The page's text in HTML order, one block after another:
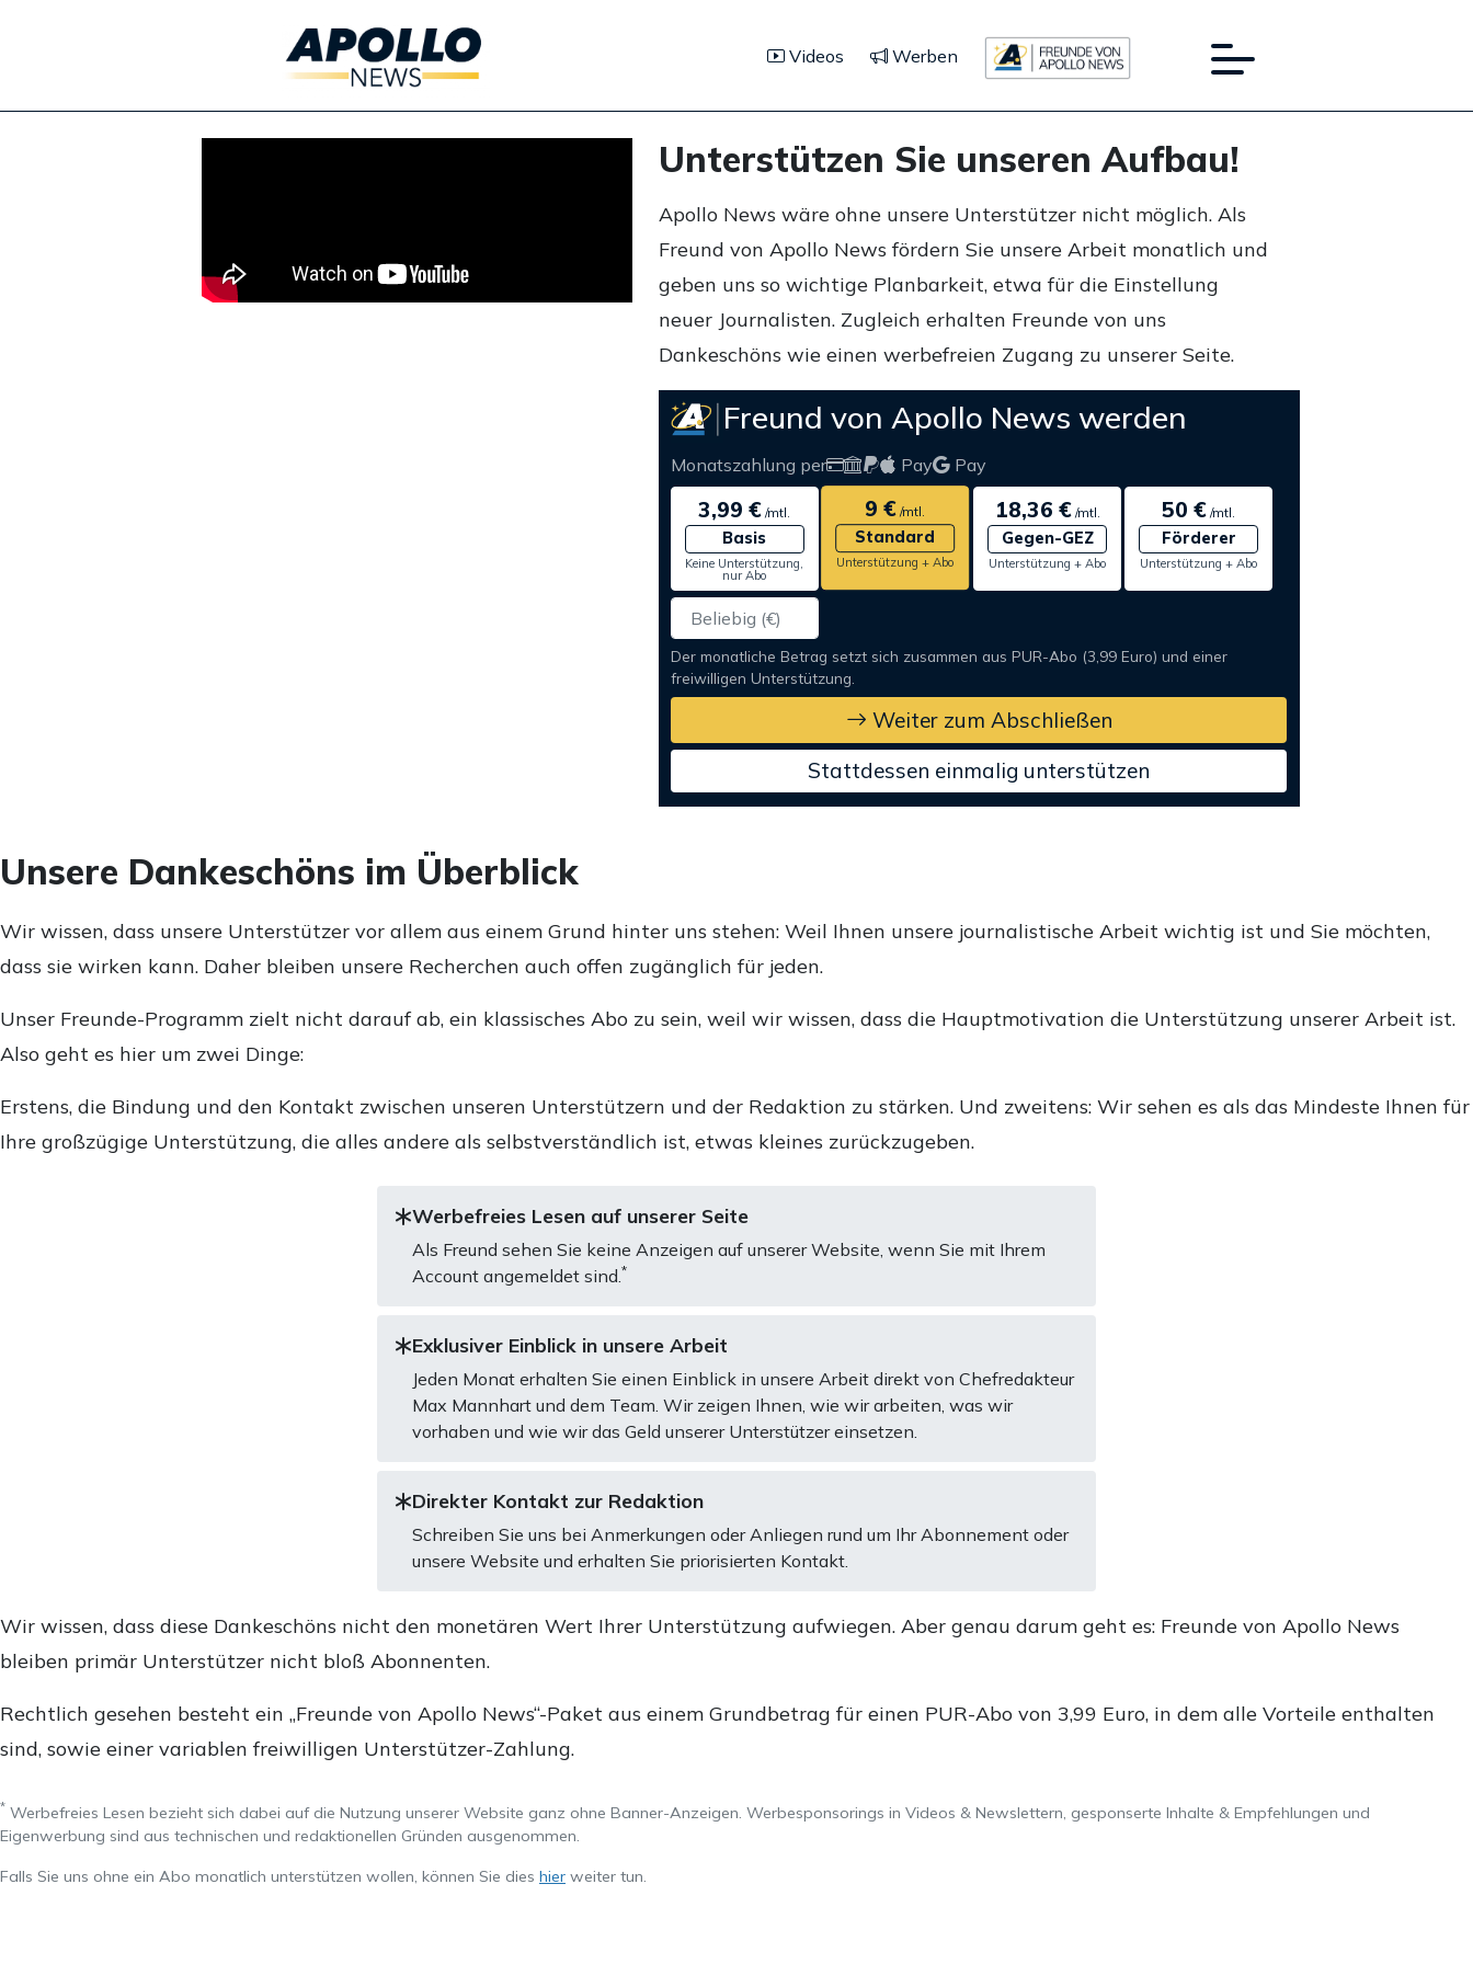
Videos Werben
Unterstützen Sie unseren Aufbau!
Apollo News wäre ohne unsere Unterstützer nicht möglich. Als
Freund von Apollo News fördern Sie unsere Arbeit monatlich und
geben uns so wichtige Planbarkeit, etwa für die Einstellung
neuer Journalisten. Zugleich erhalten Freunde von uns
Dankeschöns wie einen werbefreien Zugang zu unserer Seite.
Freund von Apollo News werden
Monatszahlung per Pay Pay
3,99 € /mtl.
Basis
Keine Unterstützung,
nur Abo
9 € /mtl.
Standard
Unterstützung + Abo
18,36 €/mtl.
Gegen-GEZ
Unterstützung + Abo
50 € /mtl.
Förderer
Unterstützung + Abo
Der monatliche Betrag setzt sich zusammen aus PUR-Abo (3,99 Euro) und einer
freiwilligen Unterstützung.
Weiter zum Abschließen
Stattdessen einmalig unterstützen
Unsere Dankeschöns im Überblick
Wir wissen, dass unsere Unterstützer vor allem aus einem Grund hinter uns stehen: Weil Ihnen unsere journalistische Arbeit wichtig ist und Sie möchten,
dass sie wirken kann. Daher bleiben unsere Recherchen auch offen zugänglich für jeden.
Unser Freunde-Programm zielt nicht darauf ab, ein klassisches Abo zu sein, weil wir wissen, dass die Hauptmotivation die Unterstützung unserer Arbeit ist.
Also geht es hier um zwei Dinge:
Erstens, die Bindung und den Kontakt zwischen unseren Unterstützern und der Redaktion zu stärken. Und zweitens: Wir sehen es als das Mindeste Ihnen für
Ihre großzügige Unterstützung, die alles andere als selbstverständlich ist, etwas kleines zurückzugeben.
Werbefreies Lesen auf unserer Seite
Als Freund sehen Sie keine Anzeigen auf unserer Website, wenn Sie mit Ihrem
Account angemeldet sind. *
Exklusiver Einblick in unsere Arbeit
Jeden Monat erhalten Sie einen Einblick in unsere Arbeit direkt von Chefredakteur
Max Mannhart und dem Team. Wir zeigen Ihnen, wie wir arbeiten, was wir
vorhaben und wie wir das Geld unserer Unterstützer einsetzen.
Direkter Kontakt zur Redaktion
Schreiben Sie uns bei Anmerkungen oder Anliegen rund um Ihr Abonnement oder
unsere Website und erhalten Sie priorisierten Kontakt.
Wir wissen, dass diese Dankeschöns nicht den monetären Wert Ihrer Unterstützung aufwiegen. Aber genau darum geht es: Freunde von Apollo News
bleiben primär Unterstützer nicht bloß Abonnenten.
Rechtlich gesehen besteht ein „Freunde von Apollo News“-Paket aus einem Grundbetrag für einen PUR-Abo von 3,99 Euro, in dem alle Vorteile enthalten
sind, sowie einer variablen freiwilligen Unterstützer-Zahlung.
* Werbefreies Lesen bezieht sich dabei auf die Nutzung unserer Website ganz ohne Banner-Anzeigen. Werbesponsorings in Videos & Newslettern, gesponserte Inhalte & Empfehlungen und
Eigenwerbung sind aus technischen und redaktionellen Gründen ausgenommen.
Falls Sie uns ohne ein Abo monatlich unterstützen wollen, können Sie dies hier weiter tun.